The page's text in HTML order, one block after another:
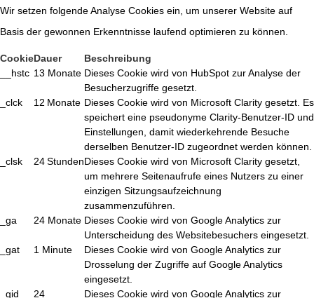
Wir setzen folgende Analyse Cookies ein, um unserer Website auf
Basis der gewonnen Erkenntnisse laufend optimieren zu können.
CookieDauer
Beschreibung
__hstc 13 Monate Dieses Cookie wird von HubSpot zur Analyse der
Besucherzugriffe gesetzt.
_clck
12 Monate Dieses Cookie wird von Microsoft Clarity gesetzt. Es
speichert eine pseudonyme Clarity-Benutzer-ID und
Einstellungen, damit wiederkehrende Besuche
derselben Benutzer-ID zugeordnet werden können.
_clsk
24 StundenDieses Cookie wird von Microsoft Clarity gesetzt,
um mehrere Seitenaufrufe eines Nutzers zu einer
einzigen Sitzungsaufzeichnung
zusammenzuführen.
_ga
24 Monate Dieses Cookie wird von Google Analytics zur
Unterscheidung des Websitebesuchers eingesetzt.
_gat
1 Minute
Dieses Cookie wird von Google Analytics zur
Drosselung der Zugriffe auf Google Analytics
eingesetzt.
_gid
24 Dieses Cookie wird von Google Analytics zur